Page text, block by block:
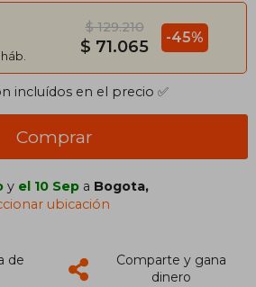
$ 129.210
$ 71.065 -45%
incluídos en el precio ✅
Comprar
y el 10 Sep a Bogota,
ubicación
de
Comparte y gana
dinero